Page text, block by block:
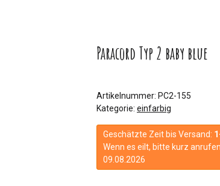
Paracord Typ 2 baby blue
Artikelnummer: PC2-155
Kategorie: einfarbig
Geschätzte Zeit bis Versand:
Wenn es eilt, bitte kurz
09.08.2026